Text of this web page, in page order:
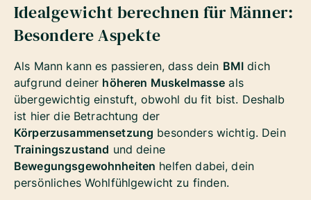
Idealgewicht berechnen für Männer:
Besondere Aspekte
Als Mann kann es passieren, dass dein BMI dich
aufgrund deiner höheren Muskelmasse als
übergewichtig einstuft, obwohl du fit bist. Deshalb
ist hier die Betrachtung der
Körperzusammensetzung besonders wichtig. Dein
Trainingszustand und deine
Bewegungsgewohnheiten helfen dabei, dein
persönliches Wohlfühlgewicht zu finden.